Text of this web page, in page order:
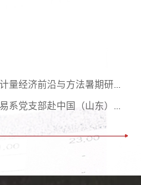
经济前沿与方法暑期研讨会
国（山东）自由贸易试验区济南片区开展实地调研